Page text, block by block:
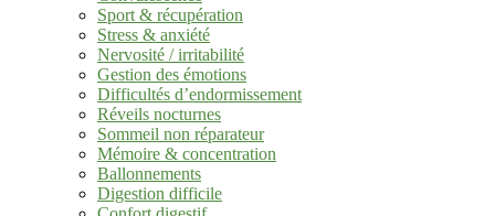
Sport & récupération
Stress & anxiété
Nervosité / irritabilité
Gestion des émotions
Difficultés d’endormissement
Réveils nocturnes
Sommeil non réparateur
Mémoire & concentration
Ballonnements
Digestion difficile